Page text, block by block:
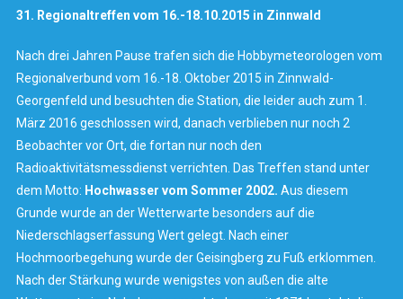
31. Regionaltreffen vom 16.-18.10.2015 in Zinnwald
Nach drei Jahren Pause trafen sich die Hobbymeteorologen vom
Regionalverbund vom 16.-18. Oktober 2015 in Zinnwald-
Georgenfeld und besuchten die Station, die leider auch zum 1.
März 2016 geschlossen wird, danach verblieben nur noch 2
Beobachter vor Ort, die fortan nur noch den
Radioaktivitätsmessdienst verrichten. Das Treffen stand unter
dem Motto: Hochwasser vom Sommer 2002. Aus diesem
Grunde wurde an der Wetterwarte besonders auf die
Niederschlagserfassung Wert gelegt. Nach einer
Hochmoorbegehung wurde der Geisingberg zu Fuß erklommen.
Nach der Stärkung wurde wenigstes von außen die alte